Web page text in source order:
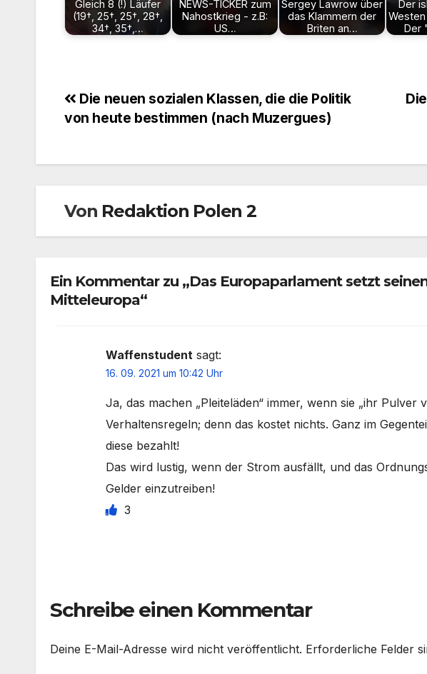
Gleich 8 (!) Läufer
(19†, 25†, 25†, 28†,
34†, 35†,…
NEWS-TICKER zum
Nahostkrieg - z.B:
US…
Sergey Lawrow über
das Klammern der
Briten an…
Der
Der
Beitragsnavigation
Die neuen sozialen Klassen, die die Politik
von heute bestimmen (nach Muzergues)
Von Redaktion Polen 2
Ein Kommentar zu „Das Europaparlament setzt
Mitteleuropa“
Waffenstudent sagt:
16. 09. 2021 um 10:42 Uhr
Ja, das machen „Pleiteläden“ immer, wenn sie „ihr Pulver
Verhaltensregeln; denn das kostet nichts. Ganz im
diese bezahlt!
Das wird lustig, wenn der Strom ausfällt, und das
Gelder einzutreiben!
3
Schreibe einen Kommentar
Deine E-Mail-Adresse wird nicht veröffentlicht. Erforderliche Felder